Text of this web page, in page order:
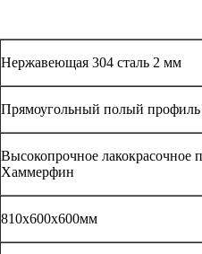
Нержавеющая 304 сталь 2 мм
Прямоугольный полый
Высокопрочное лакокрасочное
Хаммерфин
810x600x600мм